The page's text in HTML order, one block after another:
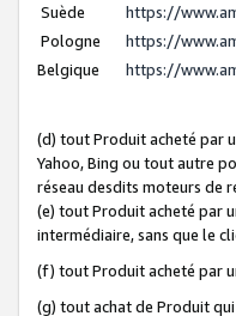
Suède
https://
Pologne
https://
Belgique
https://
(d) tout Produit acheté par
Yahoo, Bing ou tout autre
réseau desdits moteurs de
(e) tout Produit acheté par
intermédiaire, sans que le
(f) tout Produit acheté par
(g) tout achat de Produit